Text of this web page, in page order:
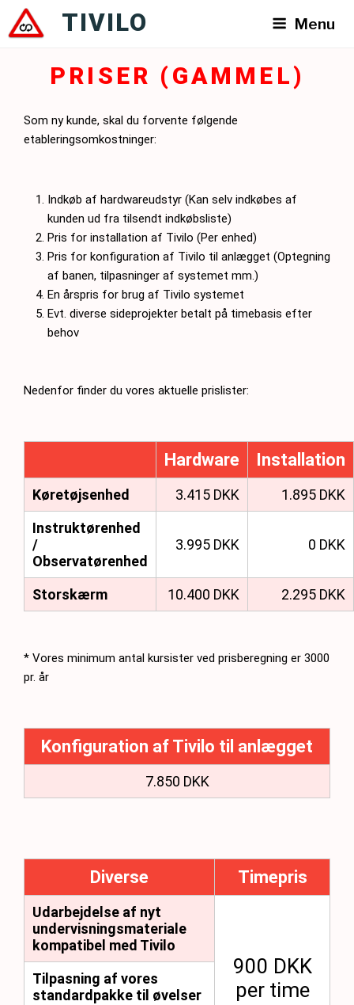
Videre
TIVILO Menu
PRISER (GAMMEL)
Som ny kunde, skal du forvente følgende
etableringsomkostninger:
Indkøb af hardwareudstyr (Kan selv indkøbes af
kunden ud fra tilsendt indkøbsliste)
Pris for installation af Tivilo (Per enhed)
Pris for konfiguration af Tivilo til anlægget (Optegning
af banen, tilpasninger af systemet mm.)
En årspris for brug af Tivilo systemet
Evt. diverse sideprojekter betalt på timebasis efter
behov
Nedenfor finder du vores aktuelle prislister:
Hardware Installation
Køretøjsenhed 3.415 DKK
1.895 DKK
Instruktørenhed
/
Observatørenhed
3.995 DKK 0 DKK
Storskærm 10.400 DKK 2.295 DKK
* Vores minimum antal kursister ved prisberegning er 3000
pr. år
Konfiguration af Tivilo til anlægget
7.850 DKK
Diverse Timepris
Udarbejdelse af nyt
undervisningsmateriale
kompatibel med Tivilo
900 DKK
per time
Tilpasning af vores
standardpakke til øvelser